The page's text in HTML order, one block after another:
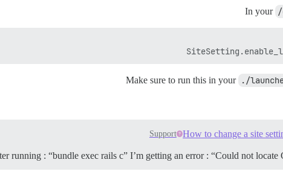
In your
Make sure to run this in your ./
How to change a site
Support
running : “bundle exec rails c” I’m getting an error : “Could not locate